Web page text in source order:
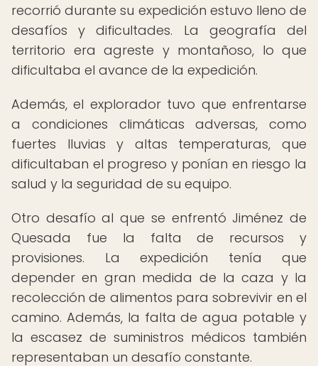
recorrió durante su expedición estuvo lleno de
desafíos y dificultades. La geografía del
territorio era agreste y montañoso, lo que
dificultaba el avance de la expedición.
Además, el explorador tuvo que enfrentarse
a condiciones climáticas adversas, como
fuertes lluvias y altas temperaturas, que
dificultaban el progreso y ponían en riesgo la
salud y la seguridad de su equipo.
Otro desafío al que se enfrentó Jiménez de
Quesada fue la falta de recursos y
provisiones. La expedición tenía que
depender en gran medida de la caza y la
recolección de alimentos para sobrevivir en el
camino. Además, la falta de agua potable y
la escasez de suministros médicos también
representaban un desafío constante.